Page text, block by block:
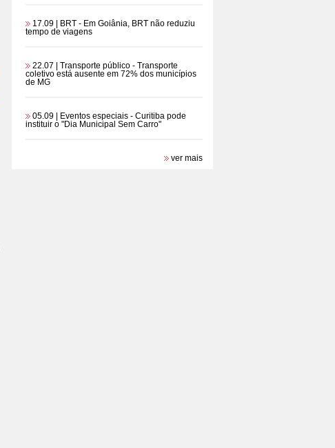
17.09 | BRT - Em Goiânia, BRT não reduziu
tempo de viagens
22.07 | Transporte público - Transporte
coletivo está ausente em 72% dos municípios
de MG
05.09 | Eventos especiais - Curitiba pode
instituir o "Dia Municipal Sem Carro"
ver mais